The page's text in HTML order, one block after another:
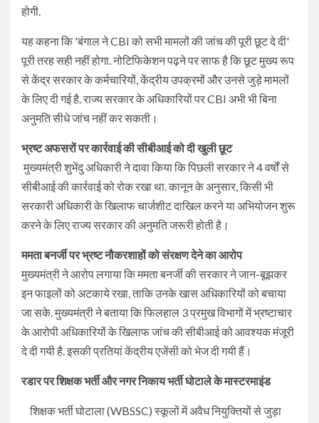
होगी.
यह कहना कि 'बंगाल ने CBI को सभी मामलों की जांच की पूरी छूट दे दी'
पूरी तरह सही नहीं होगा. नोटिफिकेशन पढ़ने पर साफ है कि छूट मुख्य रूप
से केंद्र सरकार के कर्मचारियों, केंद्रीय उपक्रमों और उनसे जुड़े मामलों
के लिए दी गई है. राज्य सरकार के अधिकारियों पर CBI अभी भी बिना
अनुमति सीधे जांच नहीं कर सकती।
भ्रष्ट अफसरों पर कार्रवाई की सीबीआई को दी खुली छूट
मुख्यमंत्री शुभेंदु अधिकारी ने दावा किया कि पिछली सरकार ने 4 वर्षों से
सीबीआई की कार्रवाई को रोक रखा था. कानून के अनुसार, किसी भी
सरकारी अधिकारी के खिलाफ चार्जशीट दाखिल करने या अभियोजन शुरू
करने के लिए राज्य सरकार की अनुमति जरूरी होती है।
ममता बनर्जी पर भ्रष्ट नौकरशाहों को संरक्षण देने का आरोप
मुख्यमंत्री ने आरोप लगाया कि ममता बनर्जी की सरकार ने जान-बूझकर
इन फाइलों को अटकाये रखा, ताकि उनके खास अधिकारियों को बचाया
जा सके. मुख्यमंत्री ने बताया कि फिलहाल 3 प्रमुख विभागों में भ्रष्टाचार
के आरोपी अधिकारियों के खिलाफ जांच की सीबीआई को आवश्यक मंजूरी
दे दी गयी है. इसकी प्रतियां केंद्रीय एजेंसी को भेज दी गयी हैं।
रडार पर शिक्षक भर्ती और नगर निकाय भर्ती घोटाले के मास्टरमाइंड
शिक्षक भर्ती घोटाला (WBSSC) स्कूलों में अवैध नियुक्तियों से जुड़ा